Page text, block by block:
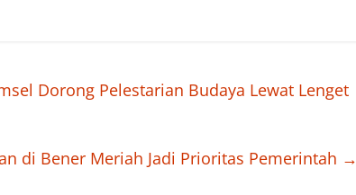
Dorong Pelestarian Budaya Lewat Lenget
di Bener Meriah Jadi Prioritas Pemerintah →